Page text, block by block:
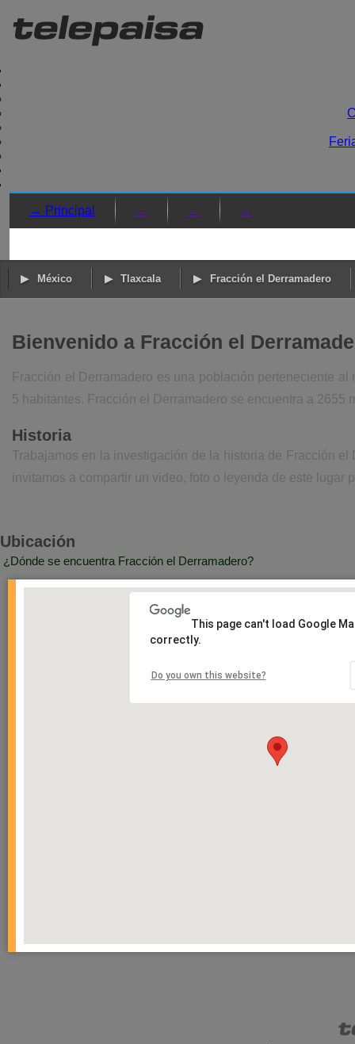
→ Principal → → →
México Tlaxcala Fracción el Derramadero
Bienvenido a Fracción el
Fracción el Derramadero es una población perteneciente
5 habitantes. Fracción el Derramadero se encuentra a 2655
Historia
Trabajamos en la investigación de la historia de Fracción
invitamos a compartir un video, foto o leyenda de este lugar
Ubicación
¿Dónde se encuentra Fracción el Derramadero?
This page can't load Google
correctly.
Do you own this website?